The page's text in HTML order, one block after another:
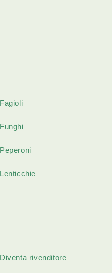
Fagioli
Funghi
Peperoni
Lenticchie
Diventa rivenditore